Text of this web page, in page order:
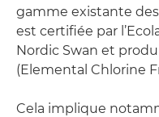
gamme existante
est certifiée par
Nordic Swan et
(Elemental Chlorine
Cela implique